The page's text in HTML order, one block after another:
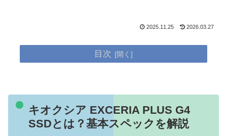
2025.11.25 2026.03.27
目次
キオクシア EXCERIA PLUS G4
SSDとは？基本スペックを解説